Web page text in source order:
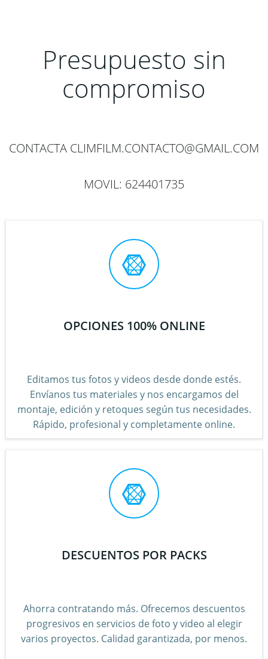
Presupuesto sin
compromiso
CONTACTA CLIMFILM.CONTACTO@GMAIL.COM
MOVIL: 624401735
OPCIONES 100% ONLINE
Editamos tus fotos y videos desde donde estés.
Envíanos tus materiales y nos encargamos del
montaje, edición y retoques según tus necesidades.
Rápido, profesional y completamente online.
DESCUENTOS POR PACKS
Ahorra contratando más. Ofrecemos descuentos
progresivos en servicios de foto y video al elegir
varios proyectos. Calidad garantizada, por menos.